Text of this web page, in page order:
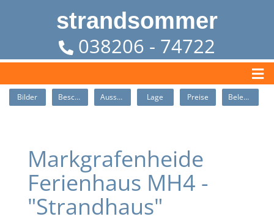
strandsommer
038206 - 74722
Bilder Beschreibung Ausstattung Lage Preise Belegung
Markgrafenheide
Ferienhaus MH4 -
"Strandhaus"